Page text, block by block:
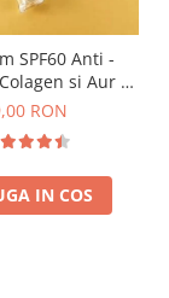
SPF60 Anti -
si Aur -
24K Gold Make-
RON
IN COS